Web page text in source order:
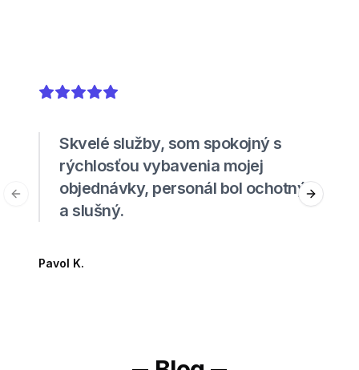
5out of 5 stars
Skvelé služby, som spokojný s
rýchlosťou vybavenia mojej
objednávky, personál bol ochotný
a slušný.
Pavol K.
Previous slide Next